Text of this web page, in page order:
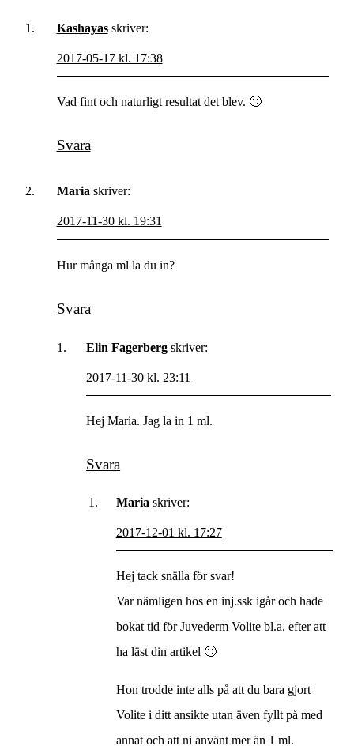
Kashayas skriver:
2017-05-17 kl. 17:38
Vad fint och naturligt resultat det blev. 🙂
Svara
Maria skriver:
2017-11-30 kl. 19:31
Hur många ml la du in?
Svara
Elin Fagerberg skriver:
2017-11-30 kl. 23:11
Hej Maria. Jag la in 1 ml.
Svara
Maria skriver:
2017-12-01 kl. 17:27
Hej tack snälla för svar!
Var nämligen hos en inj.ssk igår och hade
bokat tid för Juvederm Volite bl.a. efter att
ha läst din artikel 🙂
Hon trodde inte alls på att du bara gjort
Volite i ditt ansikte utan även fyllt på med
annat och att ni använt mer än 1 ml.